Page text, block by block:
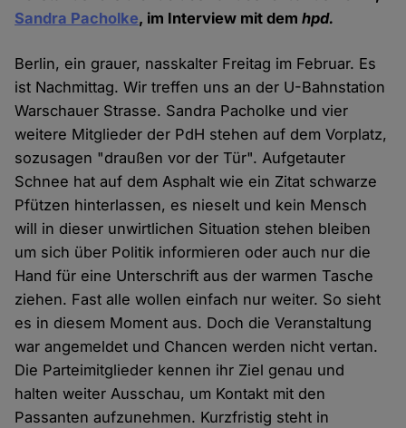
Sandra Pacholke, im Interview mit demhpd.
Berlin, ein grauer, nasskalter Freitag im Februar. Es
ist Nachmittag. Wir treffen uns an der U-Bahnstation
Warschauer Strasse. Sandra Pacholke und vier
weitere Mitglieder der PdH stehen auf dem Vorplatz,
sozusagen "draußen vor der Tür". Aufgetauter
Schnee hat auf dem Asphalt wie ein Zitat schwarze
Pfützen hinterlassen, es nieselt und kein Mensch
will in dieser unwirtlichen Situation stehen bleiben
um sich über Politik informieren oder auch nur die
Hand für eine Unterschrift aus der warmen Tasche
ziehen. Fast alle wollen einfach nur weiter. So sieht
es in diesem Moment aus. Doch die Veranstaltung
war angemeldet und Chancen werden nicht vertan.
Die Parteimitglieder kennen ihr Ziel genau und
halten weiter Ausschau, um Kontakt mit den
Passanten aufzunehmen. Kurzfristig steht in